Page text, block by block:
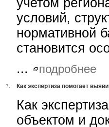
учетом
условий,
нормативной
становится
...
подробнее
7. Как экспертиза помогает
Как
объектом и